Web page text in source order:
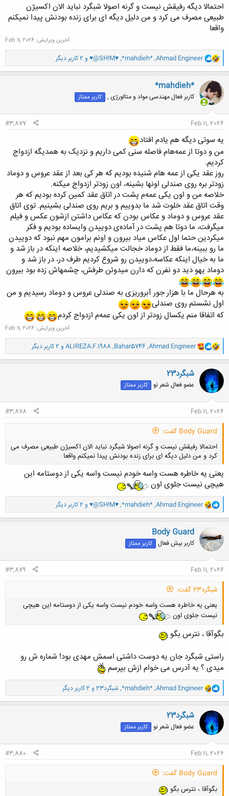
کلیک کنید تا باز شود...
احتمالا دیگه رفیقش نیست و گرنه اصولا شبگرد نباید الان اکسیژن
طبیعی مصرف می کرد و من دلیل دیگه ای برای زنده بودنش پیدا نمیکنم
واقعا
آخرین ویرایش: Feb 11, 2026
و
ا
ک
ش
ه
ا
:
Ahmad Engineer
,
*mahdieh*
,
♥@SH!M♥ و 2 کاربر دیگر
*mahdieh*
کاربر فعال مهندسی مواد و متالورژی , کاربر ممتاز
Feb 11, 2026
#3,877
یه سوتی دیگه هم یادم افتاد
من و دوتا از عمه‌هام فاصله سنی کمی داریم و نزدیک به همدیگه ازدواج
کردیم.
روز عقد یکی از عمه‌ هام شنیده بودیم که هر کی بعد از عقد عروس و دوماد
زودتر بره روی صندلی اونها بشینه، اون زودتر ازدواج میکنه.
خلاصه من و اون یکی عمه‌م پشت در اتاق عقد کمین کرده بودیم که هر
وقت اتاق عقد خلوت شد ما بدوییم و بریم روی صندلی بشینیم. توی اتاق
عقد عروس و دوماد و عکاس بودن که عکاس داشتن ازشون عکس و فیلم
میگرفت، ما دوتا هم پشت در آماده‌ی دوییدن وایساده بودیم و فکر
میکردین حتما اول عکاس میاد بیرون و اونم برامون مهم نبود که دوییدن
ما رو ببینه،ما فقط از دوماد خجالت میکشیدیم، خلاصه اینکه در باز شد و
ما به خیال اینکه عکاسه،دوییدن رو شروع کردیم طرف در، در باز شد و
دوماد یهو دید دو نفرن که دارن میدوئن طرفش، چشمهاش زده بود بیرون
به هرحال ما با هزار جور آبروریزی به صندلی عروس و دوماد رسیدیم و من
اول نشستم روی صندلی
که اتفاقا منم یکسال زودتر از اون یکی عمه‌م ازدواج کردم
آخرین ویرایش: Feb 11, 2026
و
ا
ک
ش
ه
:
Ahmad Engineer
,
Bahar5746
,
ALIREZA.F.1988 و 2 کاربر دیگر
شبگرد23
عضو فعال شعر نو کاربر ممتاز
Feb 11, 2026
#3,878
Body Guard گفت:
احتمالا رفیقش نیست و گرنه اصولا شبگرد نباید الان اکسیژن طبیعی مصرف می
کرد و من دلیل دیگه ای برای زنده بودنش پیدا نمیکنم واقعا
کلیک کنید تا باز شود...
یعنی یه خاطره هست واسه خودم نیست واسه یکی از دوستامه این
هیچی نیست جلوی اون
و
ا
ک
ش
ه
:
Ahmad Engineer
,
*mahdieh*
,
♥@SH!M♥ و 2 کاربر دیگر
Body Guard
کاربر بیش فعال کاربر ممتاز
Feb 11, 2026
#3,879
شبگرد23 گفت:
یعنی یه خاطره هست واسه خودم نیست واسه یکی از دوستامه این هیچی
نیست جلوی اون
بگوآقا ، نترس بگو
راستی شبگرد جان یه دوست داشتی اسمش مهدی بود! شماره ش رو
میدی ؟ یه آدرس می خوام ازش بپرسم
و
ا
ک
ن
ش
ه
:
Ahmad Engineer
,
*mahdieh*
, شبگرد23 و 2 کاربر دیگر
شبگرد23
عضو فعال شعر نو کاربر ممتاز
Feb 11, 2026
#3,880
Body Guard گفت:
بگوآقا ، نترس بگو